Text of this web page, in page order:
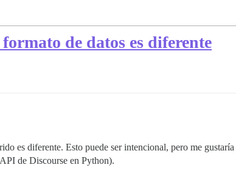
de datos es diferente
es diferente. Esto puede ser intencional, pero me gustaría
de Discourse en Python).